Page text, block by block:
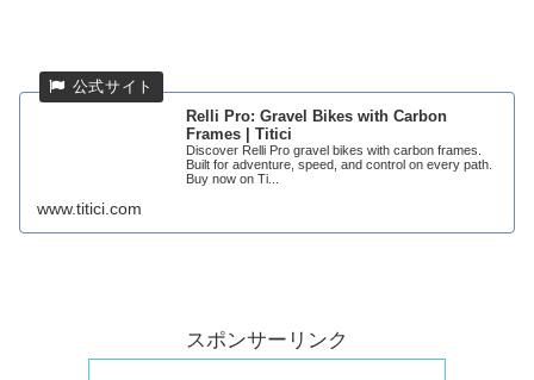
Relli Pro: Gravel Bikes with Carbon
Frames | Titici
Discover Relli Pro gravel bikes with carbon frames.
Built for adventure, speed, and control on every path.
Buy now on Ti...
www.titici.com
スポンサーリンク